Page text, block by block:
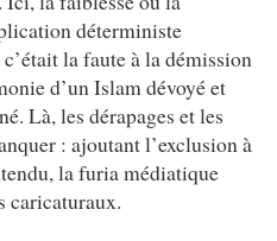
déterministe
la faute à la démission
d’un Islam dévoyé et
Là, les dérapages et les
: ajoutant l’exclusion à
la furia médiatique
caricaturaux.